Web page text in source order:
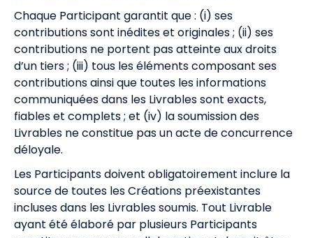
Chaque Participant garantit que : (i) ses
contributions sont inédites et originales ; (ii) ses
contributions ne portent pas atteinte aux droits
d’un tiers ; (iii) tous les éléments composant ses
contributions ainsi que toutes les informations
communiquées dans les Livrables sont exacts,
fiables et complets ; et (iv) la soumission des
Livrables ne constitue pas un acte de concurrence
déloyale.
Les Participants doivent obligatoirement inclure la
source de toutes les Créations préexistantes
incluses dans les Livrables soumis. Tout Livrable
ayant été élaboré par plusieurs Participants